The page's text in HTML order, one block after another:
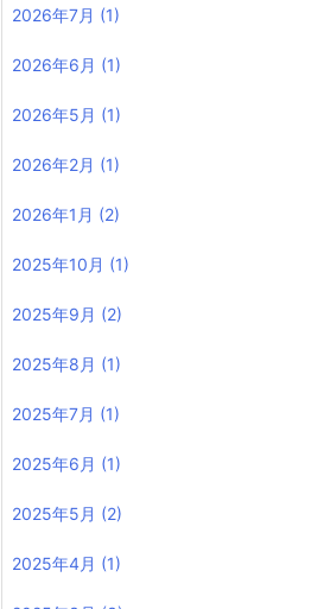
2026年7月 (1)
2026年6月 (1)
2026年5月 (1)
2026年2月 (1)
2026年1月 (2)
2025年10月 (1)
2025年9月 (2)
2025年8月 (1)
2025年7月 (1)
2025年6月 (1)
2025年5月 (2)
2025年4月 (1)